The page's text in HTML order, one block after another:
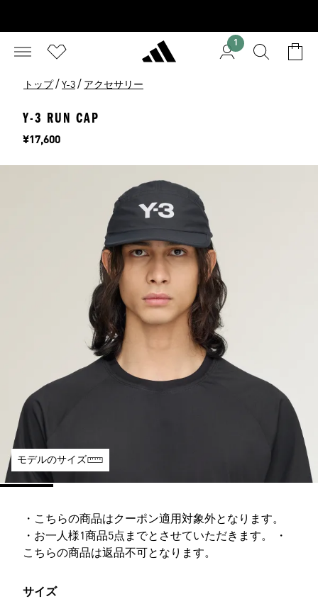
1
トップ / Y-3 / アクセサリー
Y-3 RUN CAP
価格
¥17,600
モデルのサイズ
・こちらの商品はクーポン適用対象外となります。
・お一人様1商品5点までとさせていただきます。 ・
こちらの商品は返品不可となります。
サイズ